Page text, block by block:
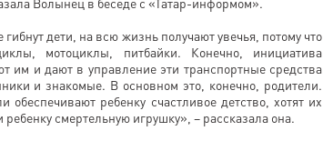
дети, на всю жизнь получают увечья, потому что
мотоциклы, питбайки. Конечно, инициатива
им и дают в управление эти транспортные средства
и знакомые. В основном это, конечно, родители.
ребенку счастливое детство, хотят их
смертельную игрушку», – рассказала она.